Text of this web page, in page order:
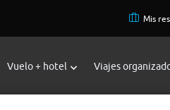
Mis
Vuelo + hotel Viajes